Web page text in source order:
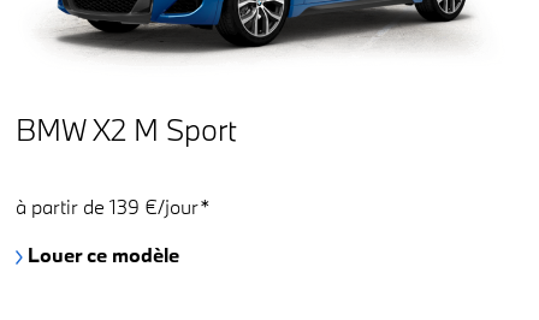
BMW X2 M Sport
à partir de 139 €/jour*
Louer ce modèle